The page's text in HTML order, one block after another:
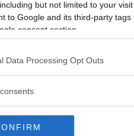
but not limited to your
to Google and its third-party
consent section.
Data Processing Opt Outs
Instagram-tileille ja
ja seuraajiensa
kommentteja